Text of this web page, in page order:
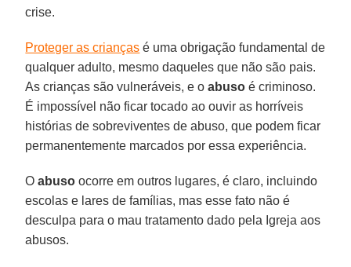
crise.
Proteger as crianças é uma obrigação fundamental de
qualquer adulto, mesmo daqueles que não são pais.
As crianças são vulneráveis, e oabuso é criminoso.
É impossível não ficar tocado ao ouvir as horríveis
histórias de sobreviventes de abuso, que podem ficar
permanentemente marcados por essa experiência.
Oabuso ocorre em outros lugares, é claro, incluindo
escolas e lares de famílias, mas esse fato não é
desculpa para o mau tratamento dado pela Igreja aos
abusos.